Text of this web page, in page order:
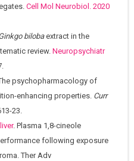
Cell Mol Neurobiol. 2020
bilobaextract in the
review.Neuropsychiatr
psychopharmacology of
enhancing properties. Curr
23.
. Plasma 1,8-cineole
following exposure
Ther Adv